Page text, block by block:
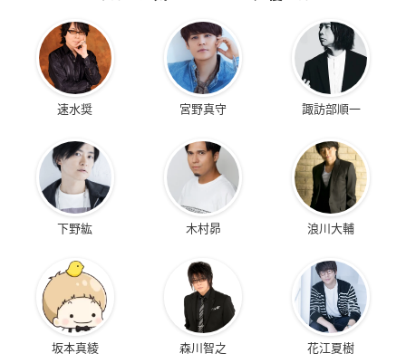
速水奨 宮野真守 諏訪部順一
下野紘 木村昴 浪川大輔
坂本真綾 森川智之 花江夏樹